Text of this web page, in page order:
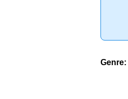
Genre: